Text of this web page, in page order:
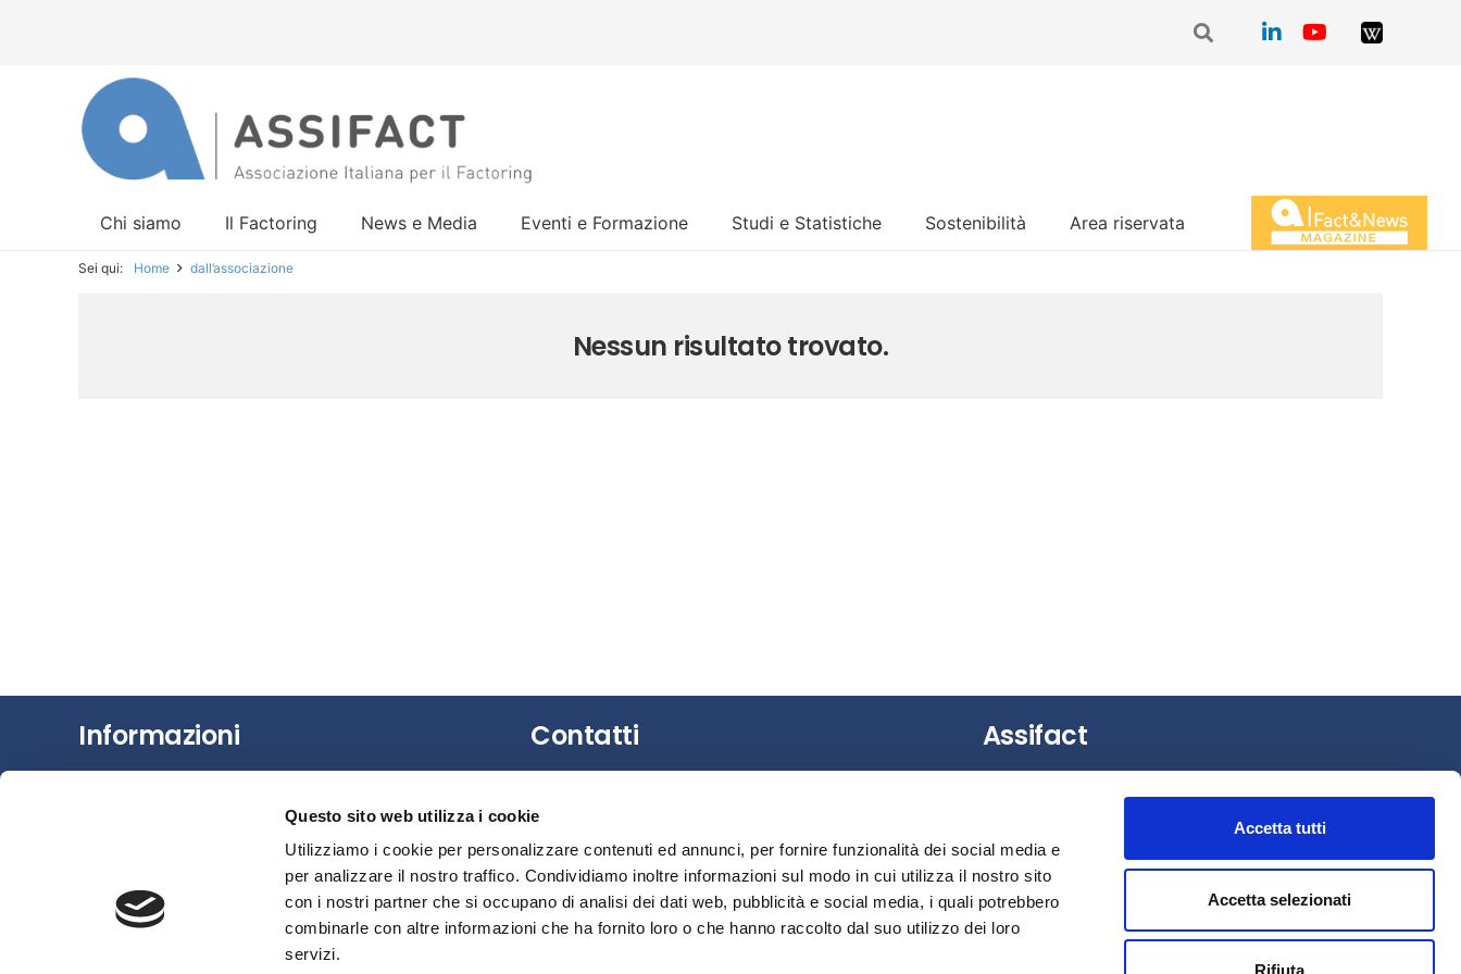
Questo sito web utilizza i cookie
Utilizziamo i cookie per personalizzare contenuti ed annunci, per fornire funzionalità dei social media e
per analizzare il nostro traffico. Condividiamo inoltre informazioni sul modo in cui utilizza il nostro sito
con i nostri partner che si occupano di analisi dei dati web, pubblicità e social media, i quali potrebbero
combinarle con altre informazioni che ha fornito loro o che hanno raccolto dal suo utilizzo dei loro
servizi.
Accetta tutti
Accetta selezionati
Rifiuta
Chi siamo Il Factoring News e Media Eventi e Formazione Studi e Statistiche Sostenibilità Area riservata Magazine Fact&News
Sei qui: Home dall’associazione
Nessun risultato trovato.
Informazioni
Studi e Statistiche
Contatti
pubblico.
È possibile richiedere un appuntamento
contattando la Segreteria.
Privacy
Assifact
Largo Augusto, 3 –20122 Milano (MI)
Fax: +39 0276020159
Mail:assifact@assifact.it